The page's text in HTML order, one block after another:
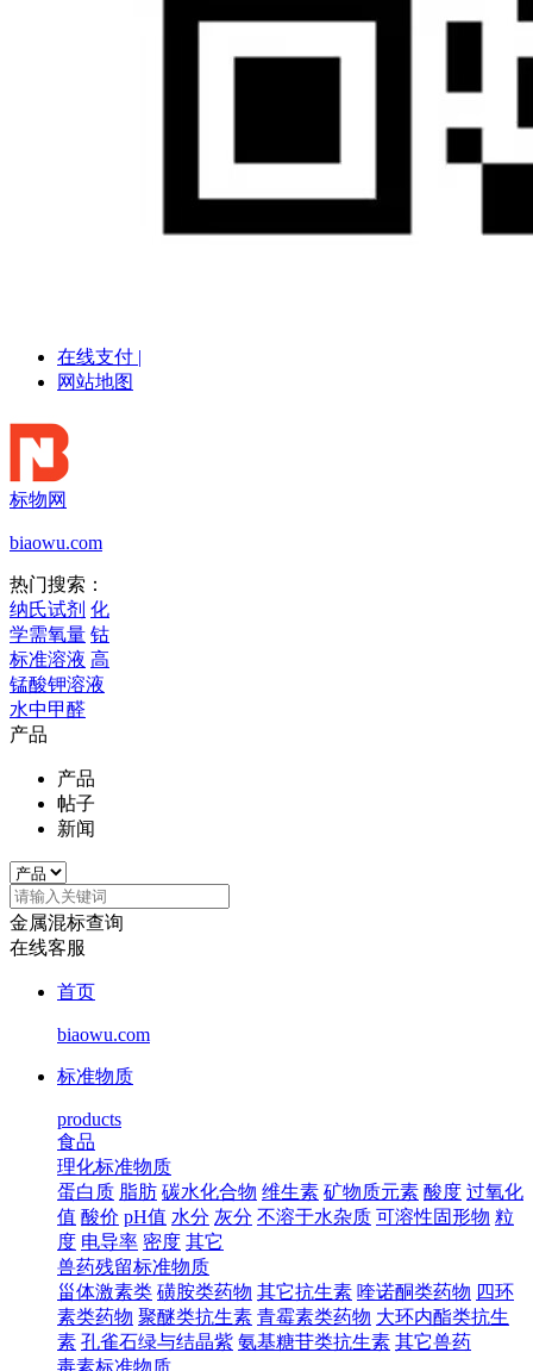
在线支付 |
网站地图
标物网
biaowu.com
热门搜索：
纳氏试剂 化
学需氧量 钴
标准溶液 高
锰酸钾溶液
水中甲醛
产品
产品
帖子
新闻
金属混标查询
在线客服
首页
biaowu.com
标准物质
products
食品
理化标准物质
蛋白质 脂肪 碳水化合物 维生素 矿物质元素 酸度 过氧化
值 酸价 pH值 水分 灰分 不溶于水杂质 可溶性固形物 粒
度 电导率 密度 其它
兽药残留标准物质
甾体激素类 磺胺类药物 其它抗生素 喹诺酮类药物 四环
素类药物 聚醚类抗生素 青霉素类药物 大环内酯类抗生
素 孔雀石绿与结晶紫 氨基糖苷类抗生素 其它兽药
毒素标准物质